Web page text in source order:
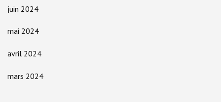
juin 2024
mai 2024
avril 2024
mars 2024